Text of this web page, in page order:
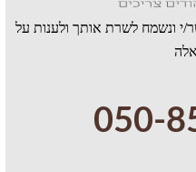
י ונשמח לשרת אותך ולענות על
050-